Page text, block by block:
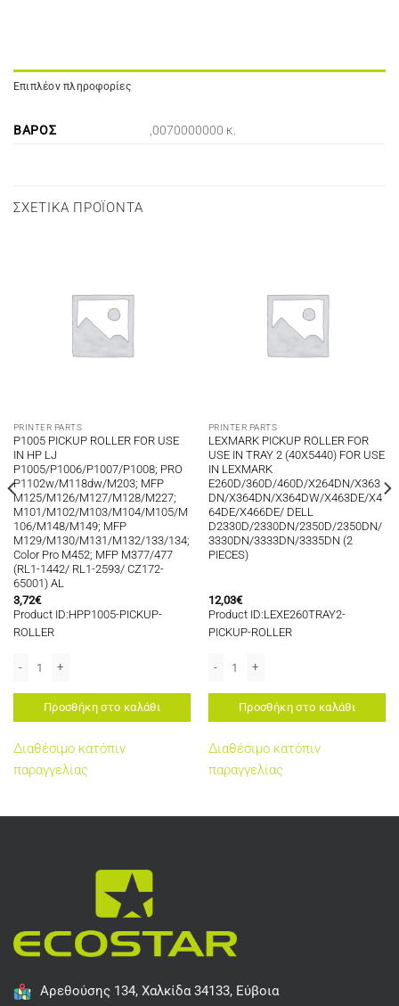
Επιπλέον πληροφορίες
ΒΆΡΟΣ ,0070000000 κ.
ΣΧΕΤΙΚΆ ΠΡΟΪΌΝΤΑ
PRINTER PARTS
P1005 PICKUP ROLLER FOR USE
IN HP LJ
P1005/P1006/P1007/P1008; PRO
P1102w/M118dw/M203; MFP
M125/M126/M127/M128/M227;
M101/M102/M103/M104/M105/M
106/M148/M149; MFP
M129/M130/M131/M132/133/134;
Color Pro M452; MFP M377/477
(RL1-1442/ RL1-2593/ CZ172-
65001) AL
3,72€
Product ID:HPP1005-PICKUP-
ROLLER
Προσθήκη στο καλάθι
Διαθέσιμο κατόπιν
παραγγελίας
PRINTER PARTS
LEXMARK PICKUP ROLLER FOR
USE IN TRAY 2 (40X5440) FOR USE
IN LEXMARK
E260D/360D/460D/X264DN/X363
DN/X364DN/X364DW/X463DE/X4
64DE/X466DE/ DELL
D2330D/2330DN/2350D/2350DN/
3330DN/3333DN/3335DN (2
PIECES)
12,03€
Product ID:LEXE260TRAY2-
PICKUP-ROLLER
Προσθήκη στο καλάθι
Διαθέσιμο κατόπιν
παραγγελίας
Αρεθούσης 134, Χαλκίδα 34133, Εύβοια